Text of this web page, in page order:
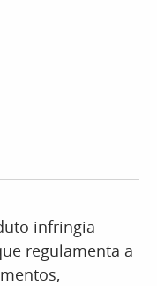
infringia
regulamenta a